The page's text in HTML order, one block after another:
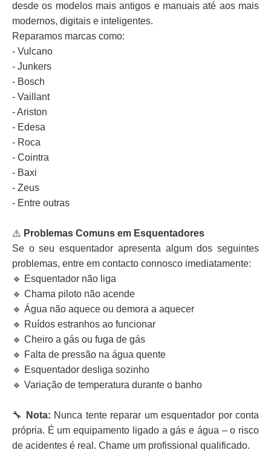
desde os modelos mais antigos e manuais até aos mais
modernos, digitais e inteligentes.
Reparamos marcas como:
- Vulcano
- Junkers
- Bosch
- Vaillant
- Ariston
- Edesa
- Roca
- Cointra
- Baxi
- Zeus
- Entre outras
⚠️ Problemas Comuns em Esquentadores
Se o seu esquentador apresenta algum dos seguintes
problemas, entre em contacto connosco imediatamente:
🔹 Esquentador não liga
🔹 Chama piloto não acende
🔹 Água não aquece ou demora a aquecer
🔹 Ruídos estranhos ao funcionar
🔹 Cheiro a gás ou fuga de gás
🔹 Falta de pressão na água quente
🔹 Esquentador desliga sozinho
🔹 Variação de temperatura durante o banho
🔧 Nota: Nunca tente reparar um esquentador por conta
própria. É um equipamento ligado a gás e água – o risco
de acidentes é real. Chame um profissional qualificado.